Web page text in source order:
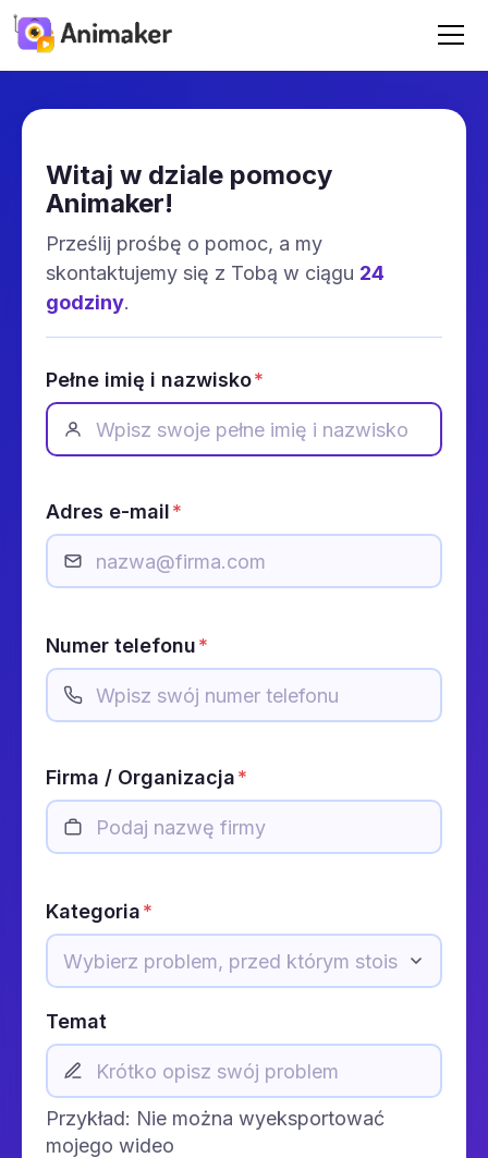
Witaj w dziale pomocy
Animaker!
Prześlij prośbę o pomoc, a my
skontaktujemy się z Tobą w ciągu 24
godziny.
Pełne imię i nazwisko*
Adres e-mail*
Numer telefonu*
Firma / Organizacja*
Kategoria*
Temat
Przykład: Nie można wyeksportować
mojego wideo